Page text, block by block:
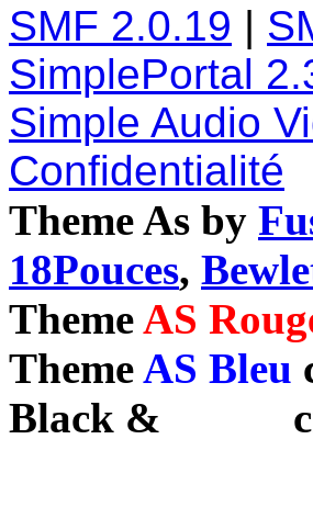
SMF 2.0.19 |
SimplePortal
Simple Audio
Confidentialité
Theme As by
18Pouces,
ThemeAS
ThemeAS Bleu
Black &